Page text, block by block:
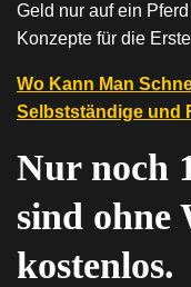
Geld nur auf ein
Konzepte für die
Wo Kann Man
Selbstständige und
Nur noch
sind ohne
kostenlos.